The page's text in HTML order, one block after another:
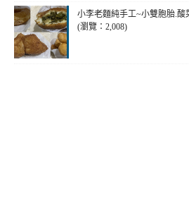
小李老麵純手工~小雙胞胎.
(瀏覽：2,008)